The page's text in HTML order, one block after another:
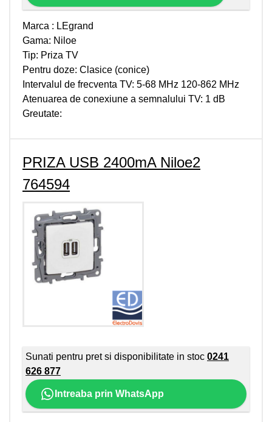
Marca : LEgrand
Gama: Niloe
Tip: Priza TV
Pentru doze: Clasice (conice)
Intervalul de frecventa TV: 5-68 MHz 120-862 MHz
Atenuarea de conexiune a semnalului TV: 1 dB
Greutate:
PRIZA USB 2400mA Niloe2
764594
Sunati pentru pret si disponibilitate in stoc 0241
626 877
Intreaba prin WhatsApp